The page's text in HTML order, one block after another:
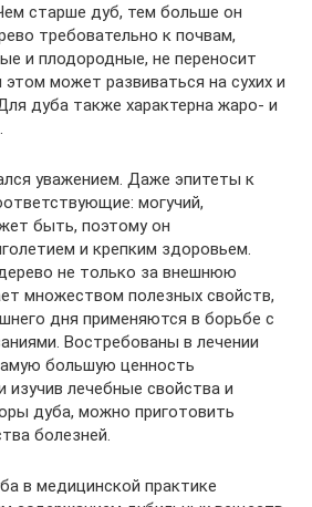
старше дуб, тем больше он
требовательно к почвам,
и плодородные, не переносит
может развиваться на сухих и
дуба также характерна жаро- и
уважением. Даже эпитеты к
могучий,
быть, поэтому он
и крепким здоровьем.
не только за внешнюю
множеством полезных свойств,
дня применяются в борьбе с
Востребованы в лечении
большую ценность
изучив лечебные свойства и
дуба, можно приготовить
болезней.
в медицинской практике